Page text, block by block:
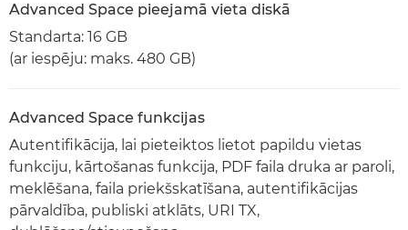
Advanced Space pieejamā vieta diskā
Standarta: 16 GB
(ar iespēju: maks. 480 GB)
Advanced Space funkcijas
Autentifikācija, lai pieteiktos lietot papildu vietas
funkciju, kārtošanas funkcija, PDF faila druka ar paroli,
meklēšana, faila priekšskatīšana, autentifikācijas
pārvaldība, publiski atklāts, URI TX,